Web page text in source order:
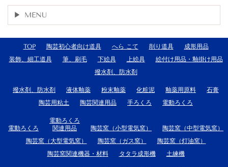
MENU
TOP 陶芸初心者向け道具 へら こて 削り道具
成形用品
装飾、細工道具
筆、刷毛 下絵具 上絵具
絵付け用品・釉掛け用品
撥水剤、防水剤
撥水剤、防水剤 液体釉薬 粉末釉薬 化粧泥 釉薬用原料
石膏
陶芸用粘土
陶芸関連用品 手ろくろ 電動ろくろ
電動ろくろ
電動ろくろ
関連用品
陶芸窯（小型電気窯）
陶芸窯（中型電気窯）
陶芸窯（大型電気窯）
陶芸窯（ガス窯）
陶芸窯（灯油窯）
陶芸窯関連機器・材料
タタラ成形機 土練機